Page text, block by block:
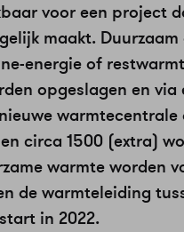
voor een project
maakt.
energie of
opgeslagen en
circa 1500 (extra)
warmte worden
de warmteleiding
in 2022.